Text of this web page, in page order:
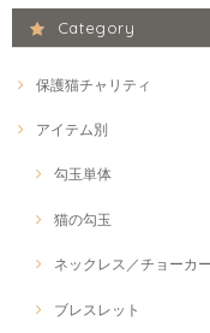
Category
保護猫チャリティ
アイテム別
勾玉単体
猫の勾玉
ネックレス／チョーカー
ブレスレット